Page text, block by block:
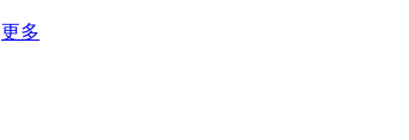
更多